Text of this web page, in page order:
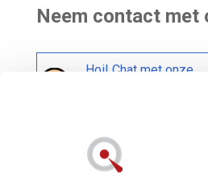
Neem contact met
Hoi! Chat met onze
Social media :